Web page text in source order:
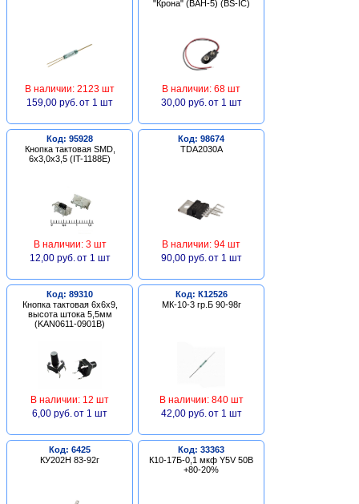
В наличии: 2123 шт
159,00 руб. от 1 шт
"Крона" (BAH-5) (BS-IC)
В наличии: 68 шт
30,00 руб. от 1 шт
Код: 95928
Кнопка тактовая SMD,
6х3,0х3,5 (IT-1188E)
В наличии: 3 шт
12,00 руб. от 1 шт
Код: 98674
TDA2030A
В наличии: 94 шт
90,00 руб. от 1 шт
Код: 89310
Кнопка тактовая 6х6х9,
высота штока 5,5мм
(KAN0611-0901B)
В наличии: 12 шт
6,00 руб. от 1 шт
Код: К12526
МК-10-3 гр.Б 90-98г
В наличии: 840 шт
42,00 руб. от 1 шт
Код: 6425
КУ202Н 83-92г
Код: 33363
К10-17Б-0,1 мкф Y5V 50В
+80-20%